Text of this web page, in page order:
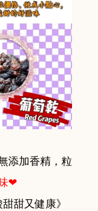
添加香精，粒
❤
甜又健康》